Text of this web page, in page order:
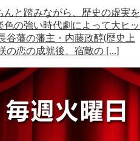
と踏みながら、歴史の虚実を
の強い時代劇によって大ヒッ
谷藩の藩主・内藤政醇(歴史上
の恋の成就後、宿敵の […]